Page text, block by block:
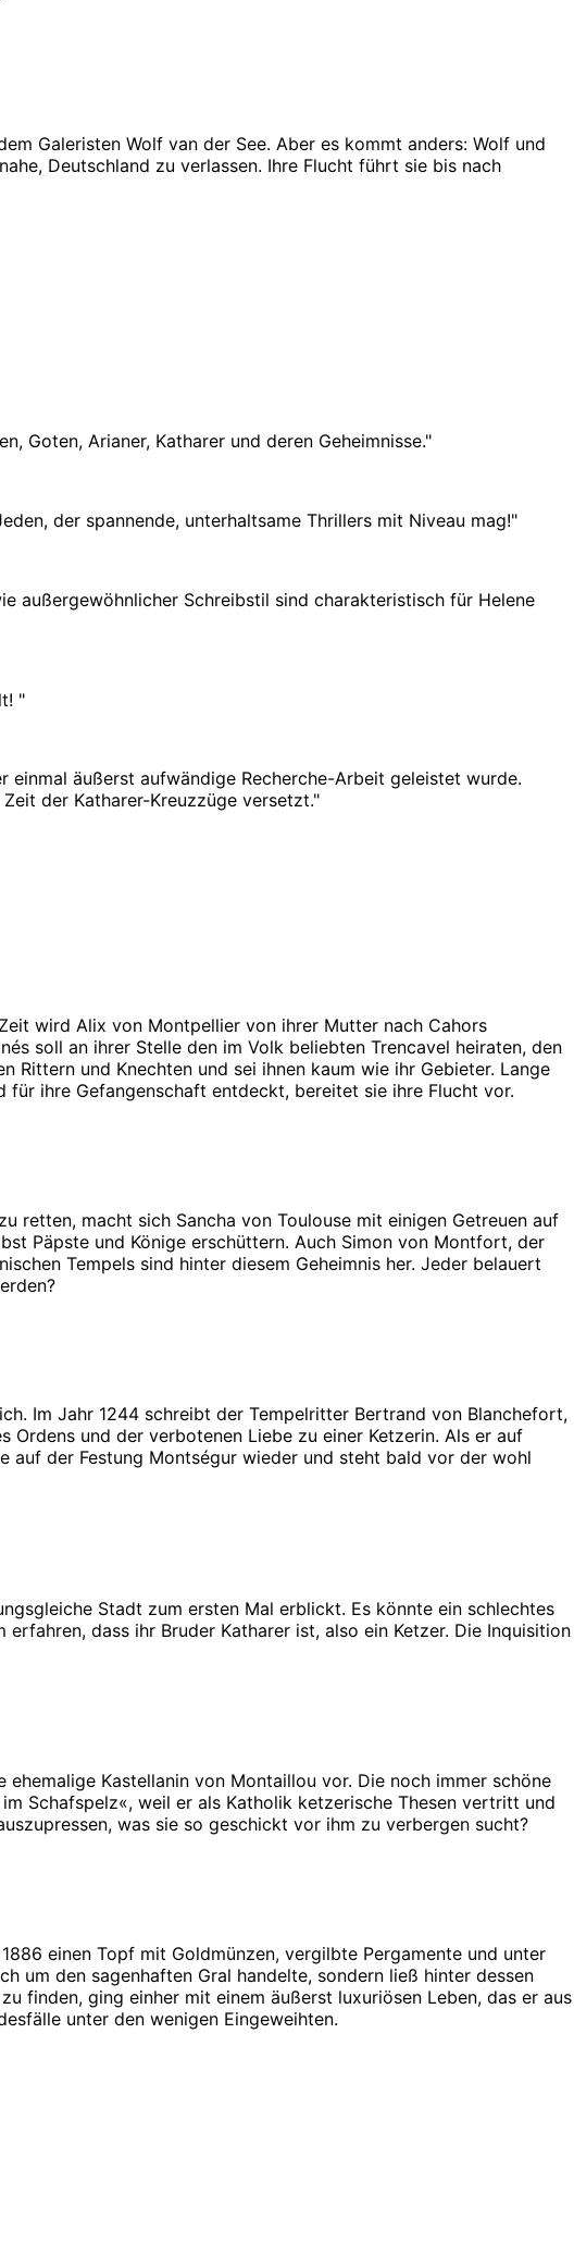
Galeristen Wolf van der See. Aber es kommt anders: Wolf und
Deutschland zu verlassen. Ihre Flucht führt sie bis nach
Goten, Arianer, Katharer und deren Geheimnisse."
der spannende, unterhaltsame Thrillers mit Niveau mag!"
außergewöhnlicher Schreibstil sind charakteristisch für Helene
"
einmal äußerst aufwändige Recherche-Arbeit geleistet wurde.
der Katharer-Kreuzzüge versetzt."
wird Alix von Montpellier von ihrer Mutter nach Cahors
soll an ihrer Stelle den im Volk beliebten Trencavel heiraten, den
Rittern und Knechten und sei ihnen kaum wie ihr Gebieter. Lange
für ihre Gefangenschaft entdeckt, bereitet sie ihre Flucht vor.
retten, macht sich Sancha von Toulouse mit einigen Getreuen auf
Päpste und Könige erschüttern. Auch Simon von Montfort, der
Tempels sind hinter diesem Geheimnis her. Jeder belauert
Im Jahr 1244 schreibt der Tempelritter Bertrand von Blanchefort,
Ordens und der verbotenen Liebe zu einer Ketzerin. Als er auf
auf der Festung Montségur wieder und steht bald vor der wohl
Stadt zum ersten Mal erblickt. Es könnte ein schlechtes
dass ihr Bruder Katharer ist, also ein Ketzer. Die Inquisition
Kastellanin von Montaillou vor. Die noch immer schöne
Schafspelz«, weil er als Katholik ketzerische Thesen vertritt und
was sie so geschickt vor ihm zu verbergen sucht?
einen Topf mit Goldmünzen, vergilbte Pergamente und unter
um den sagenhaften Gral handelte, sondern ließ hinter dessen
finden, ging einher mit einem äußerst luxuriösen Leben, das er aus
unter den wenigen Eingeweihten.